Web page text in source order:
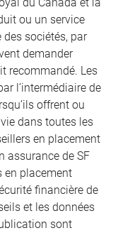
ou un service
des sociétés, par
demander
recommandé. Les
l’intermédiaire de
offrent ou
dans toutes les
en placement
assurance de SF
en placement
financière de
et les données
sont